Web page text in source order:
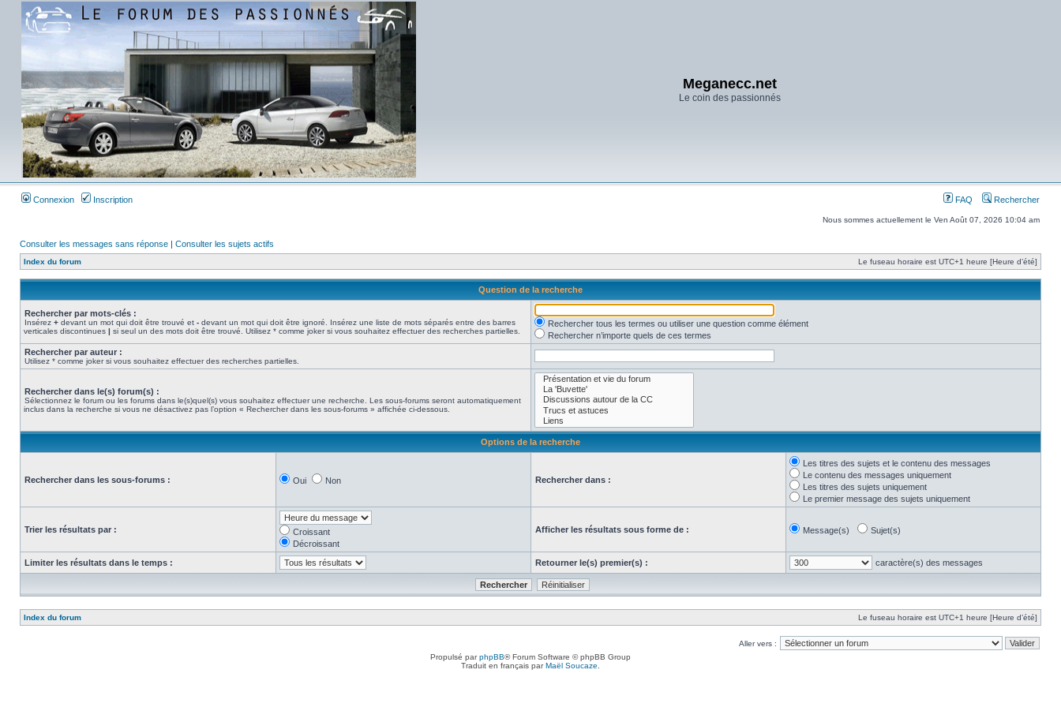
Meganecc.net
Le coin des passionnés
Connexion Inscription FAQ Rechercher
Nous sommes actuellement le Ven Août 07, 2026 10:04 am
Consulter les messages sans réponse | Consulter les sujets actifs
Index du forum Le fuseau horaire est UTC+1 heure [Heure d’été]
Question de la recherche
Rechercher par mots-clés :
Insérez + devant un mot qui doit être trouvé et - devant un mot qui doit être ignoré. Insérez une liste de mots séparés entre des barres
verticales discontinues | si seul un des mots doit être trouvé. Utilisez * comme joker si vous souhaitez effectuer des recherches partielles.
Rechercher tous les termes ou utiliser une question comme élément
Rechercher n’importe quels de ces termes
Rechercher par auteur :
Utilisez * comme joker si vous souhaitez effectuer des recherches partielles.
Rechercher dans le(s) forum(s) :
Sélectionnez le forum ou les forums dans le(s)quel(s) vous souhaitez effectuer une recherche. Les sous-forums seront automatiquement
inclus dans la recherche si vous ne désactivez pas l’option « Rechercher dans les sous-forums » affichée ci-dessous.
Options de la recherche
Rechercher dans les sous-forums : Oui Non Rechercher dans :
Les titres des sujets et le contenu des messages
Le contenu des messages uniquement
Les titres des sujets uniquement
Le premier message des sujets uniquement
Trier les résultats par :
Croissant
Décroissant
Afficher les résultats sous forme de : Message(s) Sujet(s)
Limiter les résultats dans le temps : Retourner le(s) premier(s) : caractère(s) des messages
Index du forum Le fuseau horaire est UTC+1 heure [Heure d’été]
Aller vers :
Propulsé parphpBB® Forum Software © phpBB Group
Traduit en français parMaël Soucaze